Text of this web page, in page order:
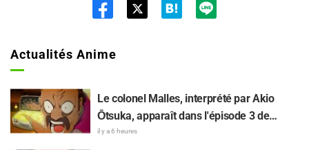
Actualités Anime
Le colonel Malles, interprété par Akio
Ōtsuka, apparaît dans l'épisode 3 de
l'anime TV « The Ghost in the Shell » !
il y a 6 heures